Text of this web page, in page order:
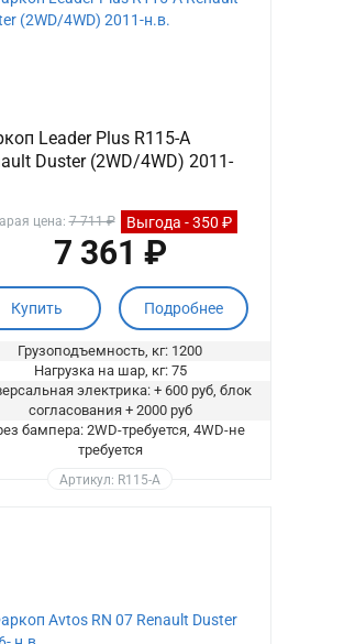
Leader Plus R115-A
Duster (2WD/4WD) 2011-
цена:7 711 ₽ Выгода - 350 ₽
7 361 ₽
Купить Подробнее
Грузоподъемность, кг: 1200
Нагрузка на шар, кг: 75
электрика: + 600 руб, блок
согласования + 2000 руб
бампера: 2WD-требуется, 4WD-не
требуется
Артикул: R115-A